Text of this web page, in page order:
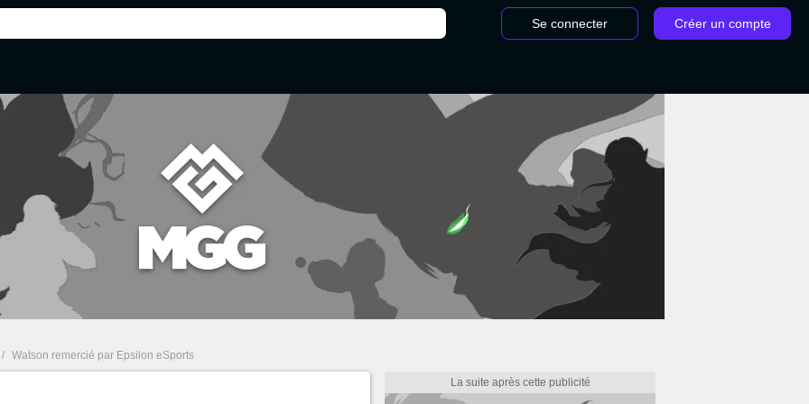
Se connecter Créer un compte
/ Watson remercié par Epsilon eSports